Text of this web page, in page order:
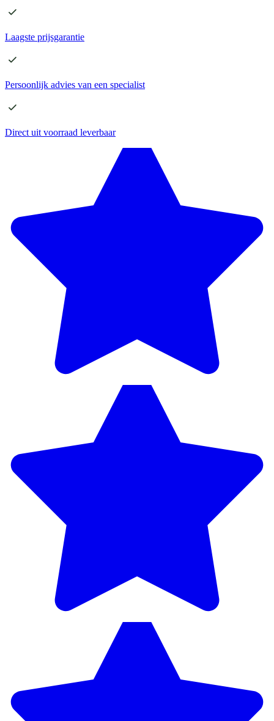
Laagste prijsgarantie
Persoonlijk advies van een specialist
Direct uit voorraad leverbaar